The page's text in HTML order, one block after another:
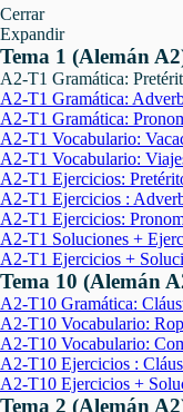
Cerrar
Expandir
Tema 1 (Alemán
A2-T1 Gramática:
A2-T1 Gramática:
A2-T1 Gramática:
A2-T1 Vocabulario:
A2-T1 Vocabulario:
A2-T1 Ejercicios:
A2-T1 Ejercicios :
A2-T1 Ejercicios:
A2-T1 Soluciones +
A2-T1 Ejercicios +
Tema 10 (Alemán
A2-T10 Gramática:
A2-T10 Vocabulario:
A2-T10 Vocabulario:
A2-T10 Ejercicios :
A2-T10 Ejercicios +
Tema 2 (Alemán